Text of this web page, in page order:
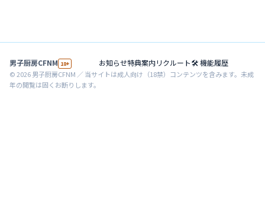
男子厨房CFNM 18+ お知らせ特典案内リクルート🛠 機能履歴
©2026男子厨房CFNM ／ 当サイトは成人向け（18禁）コンテンツを含みます。未成
年の閲覧は固くお断りします。